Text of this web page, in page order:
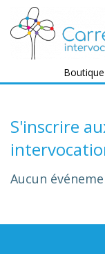
Boutique
S'inscrire
Aucun